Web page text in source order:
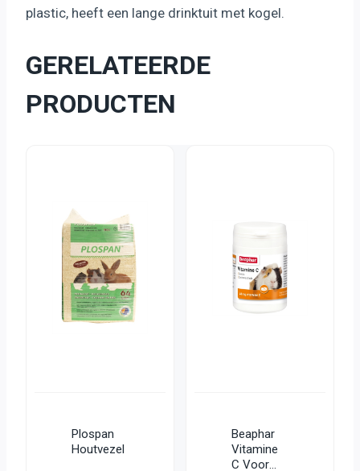
plastic, heeft een lange drinktuit met kogel.
GERELATEERDE
PRODUCTEN
Plospan
Houtvezel
Beaphar
Vitamine
C Voor